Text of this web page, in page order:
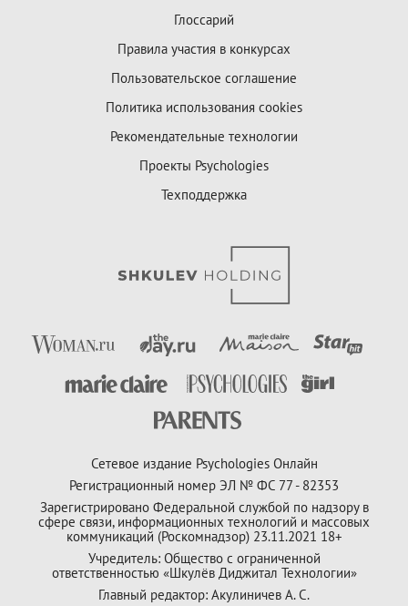
Глоссарий
Правила участия в конкурсах
Пользовательское соглашение
Политика использования cookies
Рекомендательные технологии
Проекты Psychologies
Техподдержка
Сетевое издание Psychologies Онлайн
Регистрационный номер ЭЛ № ФС 77 - 82353
Зарегистрировано Федеральной службой по надзору в
сфере связи, информационных технологий и массовых
коммуникаций (Роскомнадзор) 23.11.2021 18+
Учредитель: Общество с ограниченной
ответственностью «Шкулёв Диджитал Технологии»
Главный редактор: Акулиничев А. С.